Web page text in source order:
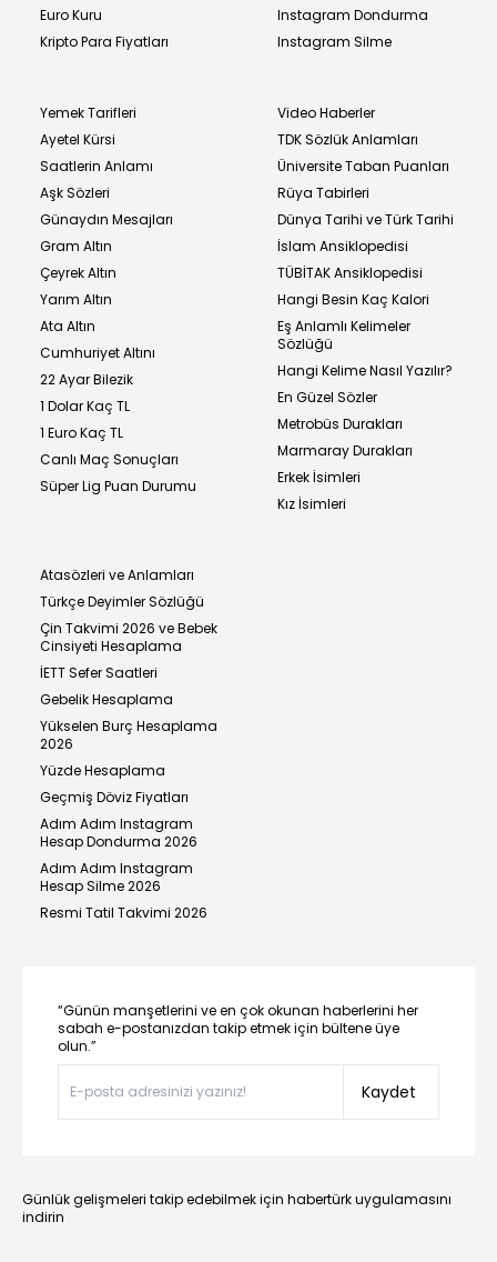
Euro Kuru
Kripto Para Fiyatları
Instagram Dondurma
Instagram Silme
Yemek Tarifleri
Ayetel Kürsi
Saatlerin Anlamı
Aşk Sözleri
Günaydın Mesajları
Gram Altın
Çeyrek Altın
Yarım Altın
Ata Altın
Cumhuriyet Altını
22 Ayar Bilezik
1 Dolar Kaç TL
1 Euro Kaç TL
Canlı Maç Sonuçları
Süper Lig Puan Durumu
Video Haberler
TDK Sözlük Anlamları
Üniversite Taban Puanları
Rüya Tabirleri
Dünya Tarihi ve Türk Tarihi
İslam Ansiklopedisi
TÜBİTAK Ansiklopedisi
Hangi Besin Kaç Kalori
Eş Anlamlı Kelimeler
Sözlüğü
Hangi Kelime Nasıl Yazılır?
En Güzel Sözler
Metrobüs Durakları
Marmaray Durakları
Erkek İsimleri
Kız İsimleri
Atasözleri ve Anlamları
Türkçe Deyimler Sözlüğü
Çin Takvimi 2026 ve Bebek
Cinsiyeti Hesaplama
İETT Sefer Saatleri
Gebelik Hesaplama
Yükselen Burç Hesaplama
2026
Yüzde Hesaplama
Geçmiş Döviz Fiyatları
Adım Adım Instagram
Hesap Dondurma 2026
Adım Adım Instagram
Hesap Silme 2026
Resmi Tatil Takvimi 2026
“Günün manşetlerini ve en çok okunan haberlerini her
sabah e-postanızdan takip etmek için bültene üye
olun.”
Kaydet
Günlük gelişmeleri takip edebilmek için habertürk uygulamasını
indirin